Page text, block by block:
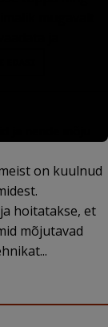
on kuulnud
hoitatakse, et
mõjutavad